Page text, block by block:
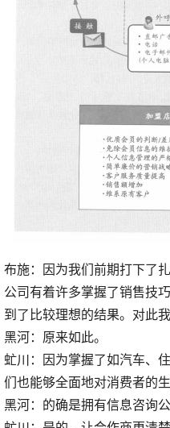
布施：因为我们前期打下了
公司有着许多掌握了销售技
到了比较理想的结果。对此
黑河：原来如此。
虻川：因为掌握了如汽车、
们也能够全面地对消费者的
黑河：的确是拥有信息咨询